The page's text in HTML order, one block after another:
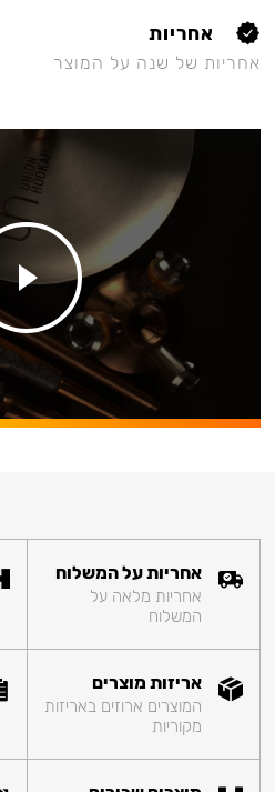
אחריות
אחריות של שנה על המוצר
אחריות על המשלוח
אחריות מלאה על
המשלוח
אריזות מוצרים
המוצרים ארוזים באריזות
מקוריות